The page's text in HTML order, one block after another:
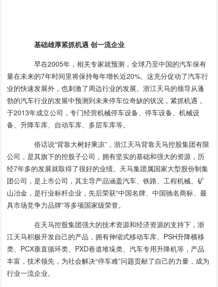
基础雄厚紧抓机遇 创一流企业
早在2005年，相关专家就预测，全球乃至中国的汽车保有
量在未来的7年时间里将保持每年增长近20%。这充分促动了汽车行
业的快速发展外，也刺激了周边行业的发展。浙江天马的领导从蓬
勃的汽车行业的发展中预测到未来停车位奇缺的状况，紧抓机遇，
于2013年成立公司，专门经营机械停车设备、停车设备、机械设
备、升降车库、自动车库、多层车库等。
俗话说“背靠大树好乘凉”，浙江天马背靠天马控股集团有限
公司，是其旗下的控股子公司，拥有坚实的基础和强大的资源，历
经7年多的发展就取得了很好的业绩。天马集团属国家大型股份制集
团公司，是上市公司，其主导产品涵盖汽车、铁路、工程机械、矿
山冶金，是行业标杆企业，先后荣获“中国名牌、中国驰名商标、最
具市场竞争力品牌”等多项国家级荣誉。
在天马控股集团强大的技术资源和经济资源的支持下，浙
江天马积极开发自己的产品，拥有伸缩式移动车库、PSH升降横移
类、PCX垂直循环类、PXD巷道堆垛类、汽车专用升降机等，产品
丰富，技术领先，为社会解决“停车难”问题贡献了自己的力量，成为
行业一流企业。